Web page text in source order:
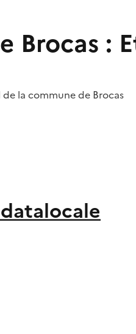
Brocas :
la commune de Brocas